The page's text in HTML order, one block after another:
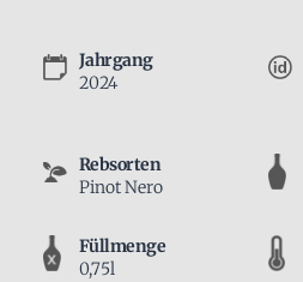
Jahrgang
2024
Rebsorten
Pinot Nero
Füllmenge
0,75l